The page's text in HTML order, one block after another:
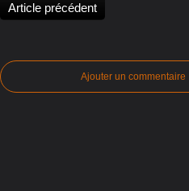
Article précédent
Ajouter un commentaire